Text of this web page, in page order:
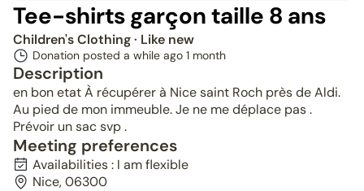
Tee-shirts garçon taille 8 ans
Children's Clothing· Like new
Donation posted a while ago 1 month
Description
en bon etat À récupérer à Nice saint Roch près de Aldi.
Au pied de mon immeuble. Je ne me déplace pas .
Prévoir un sac svp .
Meeting preferences
Availabilities : I am flexible
Nice, 06300